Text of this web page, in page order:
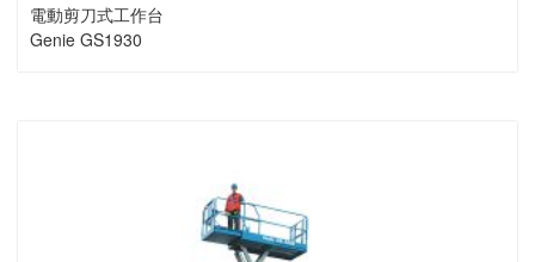
電動剪刀式工作台
Genie GS1930